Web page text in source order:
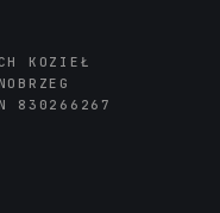
KOZIEŁ
830266267